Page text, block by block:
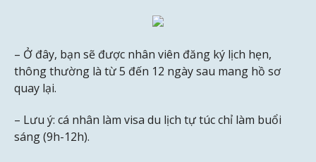
– Ở đây, bạn sẽ được nhân viên đăng ký lịch hẹn,
thông thường là từ 5 đến 12 ngày sau mang hồ sơ
quay lại.
– Lưu ý: cá nhân làm visa du lịch tự túc chỉ làm buổi
sáng (9h-12h).